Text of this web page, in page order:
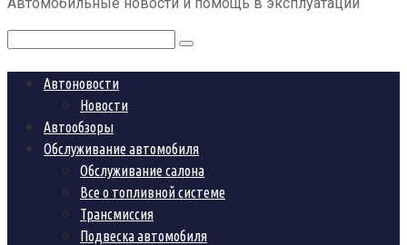
Поиск:
Автоновости
Новости
Автообзоры
Обслуживание автомобиля
Обслуживание салона
Все о топливной системе
Трансмиссия
Подвеска автомобиля